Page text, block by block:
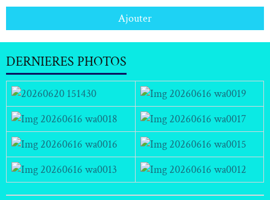
Ajouter
DERNIERES PHOTOS